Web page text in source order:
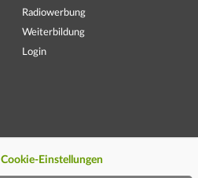
Radiowerbung
Weiterbildung
Login
Cookie-Einstellungen